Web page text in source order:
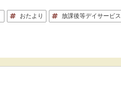
おたより 放課後等デイサービス